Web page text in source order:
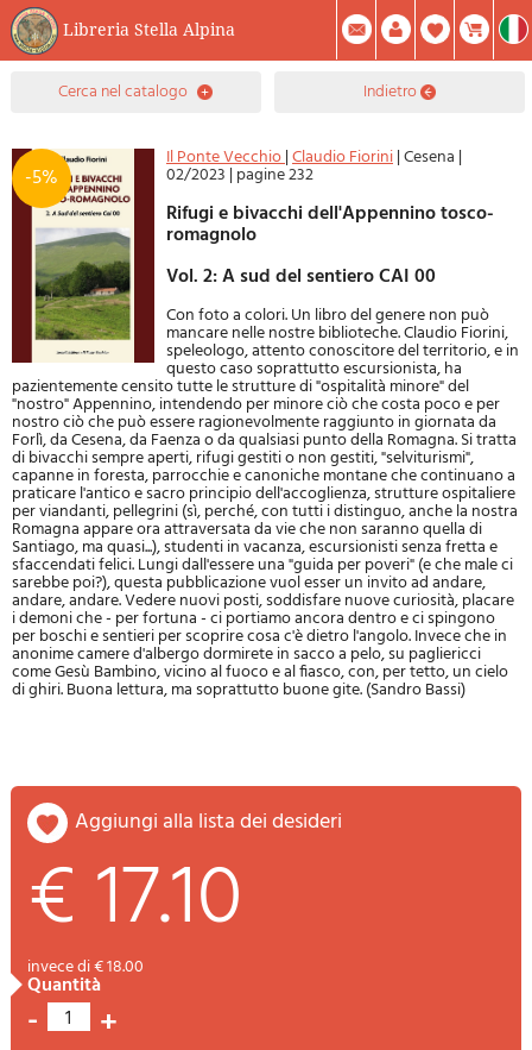
Libreria Stella Alpina
0 Prodotto(i) Attualmente Nel Carrello Riepilogo
Facebook
Registrati Mod. Password
cerca nel catalogo indietro
-5%
Il Ponte Vecchio|Claudio Fiorini|Cesena |
02/2023 | pagine 232
Rifugi e bivacchi dell'Appennino tosco-
romagnolo
Vol. 2: A sud del sentiero CAI 00
Con foto a colori. Un libro del genere non può
mancare nelle nostre biblioteche. Claudio Fiorini,
speleologo, attento conoscitore del territorio, e in
questo caso soprattutto escursionista, ha
pazientemente censito tutte le strutture di "ospitalità minore" del
"nostro" Appennino, intendendo per minore ciò che costa poco e per
nostro ciò che può essere ragionevolmente raggiunto in giornata da
Forlì, da Cesena, da Faenza o da qualsiasi punto della Romagna. Si tratta
di bivacchi sempre aperti, rifugi gestiti o non gestiti, "selviturismi",
capanne in foresta, parrocchie e canoniche montane che continuano a
praticare l'antico e sacro principio dell'accoglienza, strutture ospitaliere
per viandanti, pellegrini (sì, perché, con tutti i distinguo, anche la nostra
Romagna appare ora attraversata da vie che non saranno quella di
Santiago, ma quasi...), studenti in vacanza, escursionisti senza fretta e
sfaccendati felici. Lungi dall'essere una "guida per poveri" (e che male ci
sarebbe poi?), questa pubblicazione vuol esser un invito ad andare,
andare, andare. Vedere nuovi posti, soddisfare nuove curiosità, placare
i demoni che - per fortuna - ci portiamo ancora dentro e ci spingono
per boschi e sentieri per scoprire cosa c'è dietro l'angolo. Invece che in
anonime camere d'albergo dormirete in sacco a pelo, su pagliericci
come Gesù Bambino, vicino al fuoco e al fiasco, con, per tetto, un cielo
di ghiri. Buona lettura, ma soprattutto buone gite. (Sandro Bassi)
aggiungi alla lista dei desideri
€ 17.10
invece di € 18.00
quantità
- 1 +